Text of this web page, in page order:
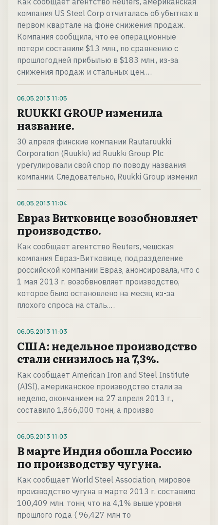
компания US Steel Corp отчиталась об убытках в
первом квартале на фоне снижения продаж.
Компания сообщила, что ее операционные
потери составили $13 млн., по сравнению с
прошлогодней прибылью в $183 млн., из-за
снижения продаж и стальных цен.…
06.05.2013 11:05
RUUKKI GROUP изменила
название.
30 апреля финские компании Rautaruukki
Corporation (Ruukki) иd Ruukki Group Plc
урегулировали свой спор по поводу названия
компании. Следовательно, Ruukki Group изменил
06.05.2013 11:04
Евраз Витковице возобновляет
производство.
Как сообщает агентство Reuters, чешская
компания Евраз-Витковице, подразделение
российской компании Евраз, анонсировала, что с
1 мая 2013 г. возобвновляет производство,
которое было остановлено на месяц из-за
плохого спроса на сталь.…
06.05.2013 11:03
США: недельное производство
стали снизилось на 7,3%.
Как сообщает American Iron and Steel Institute
(AISI), американское производство стали за
неделю, окончанием на 27 апреля 2013 г.,
составило 1,866,000 тонн, а произво
06.05.2013 11:03
В марте Индия обошла Россию
по производству чугуна.
Как сообщает World Steel Association, мировое
производство чугуна в марте 2013 г. составило
100,409 млн. тонн, что на 4,1% выше уровня
прошлого года ( 96,427 млн то